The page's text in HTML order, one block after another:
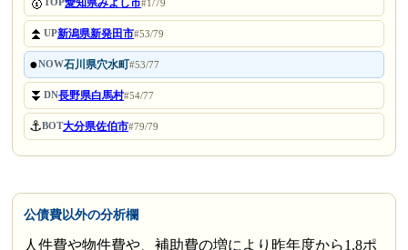
#1/79
⏫UP新潟県新発田市#53/79
●NOW石川県穴水町#53/77
⏬DN長野県白馬村#54/77
⚓BOT大分県佐伯市#79/79
公債費以外の分析欄
人件費や物件費や、補助費の増により昨年度から1.8ポ